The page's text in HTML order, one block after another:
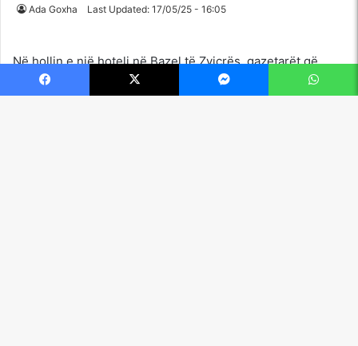
Facebook X Messenger WhatsApp